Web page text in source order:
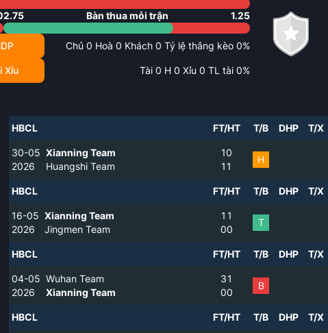
2.75 Bàn thua mỗi trận 1.25
Chủ 0 Hoà 0 Khách 0 Tỷ lệ thắng kèo 0%
Xỉu Tài 0 H 0 Xỉu 0 TL tài 0%
HBCL FT/HT T/B DHP T/X
30-05
2026
Xianning Team
Huangshi Team
1
1
0
1
H
HBCL FT/HT T/B DHP T/X
16-05
2026
Xianning Team
Jingmen Team
1
0
1
0
T
HBCL FT/HT T/B DHP T/X
04-05
2026
Wuhan Team
Xianning Team
3
0
1
0
B
HBCL FT/HT T/B DHP T/X